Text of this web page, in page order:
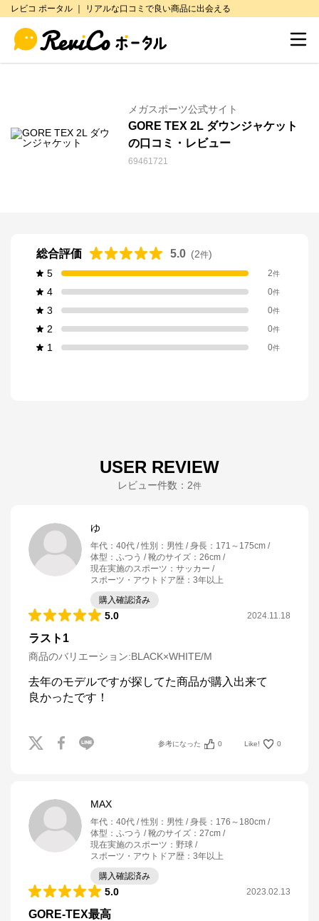
レビコ ポータル ｜ リアルな口コミで良い商品に出会える
メガスポーツ公式サイト
GORE TEX 2L ダウンジャケット
の口コミ・レビュー
69461721
総合評価 5.0 (2件)
5
2件
4 0件
3 0件
2 0件
1 0件
USER REVIEW
レビュー件数： 2件
ゆ
年代 ： 40代 性別 ： 男性 身長 ： 171～175cm
体型 ： ふつう 靴のサイズ ： 26cm
現在実施のスポーツ ： サッカー
スポーツ・アウトドア歴 ： 3年以上
購入確認済み
5.0 2024.11.18
ラスト1
商品のバリエーション:BLACK×WHITE/M
去年のモデルですが探してた商品が購入出来て
良かったです！
参考になった 0 Like! 0
MAX
年代 ： 40代 性別 ： 男性 身長 ： 176～180cm
体型 ： ふつう 靴のサイズ ： 27cm
現在実施のスポーツ ： 野球
スポーツ・アウトドア歴 ： 3年以上
購入確認済み
5.0 2023.02.13
GORE-TEX最高